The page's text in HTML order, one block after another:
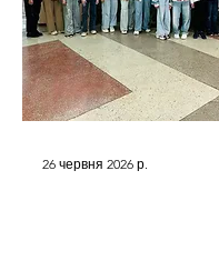
26 червня 2026 р.